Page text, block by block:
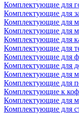
Комплектующие для
Комплектующие для
Комплектующие для
Комплектующие для
Комплектующие для
Комплектующие для
Комплектующие для
Комплектующие для
Комплектующие для
Комплектующие для
Комплектующие к
Комплектующие для
Комплектующие для